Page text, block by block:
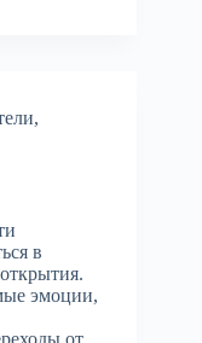
,
в
эмоции,
от